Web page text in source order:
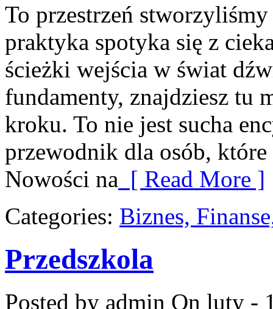
To przestrzeń
praktyka spotyka się z
ścieżki wejścia w świat
fundamenty, znajdziesz tu
kroku. To nie jest sucha
przewodnik dla osób, które
Nowości na [ Read More ]
Categories: Biznes,
Przedszkola
Posted by admin On luty -